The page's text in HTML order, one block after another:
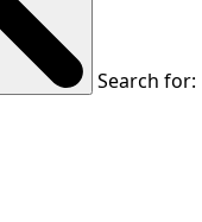
Search for: